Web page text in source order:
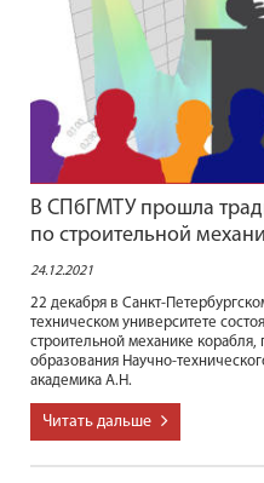
В СПбГМТУ прошла
по строительной
24.12.2021
22 декабря в Санкт-
техническом университете
строительной механике
образования Научно-
академика А.Н.
Читать дальше